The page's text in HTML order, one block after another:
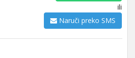
ili
Naruči preko SMS